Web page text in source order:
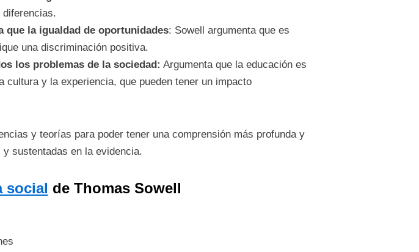
que la igualdad de oportunidades: Sowell argumenta que es
una discriminación positiva.
los problemas de la sociedad: Argumenta que la educación es
y la experiencia, que pueden tener un impacto
y teorías para poder tener una comprensión más profunda y
sustentadas en la evidencia.
social de Thomas Sowell